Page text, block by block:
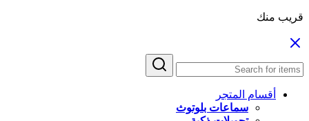
قريب منك
أقسام المتجر
سماعات بلوتوث